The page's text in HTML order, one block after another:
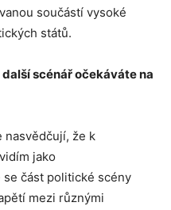
součástí vysoké
států.
scénář očekáváte na
nasvědčují, že k
jako
část politické scény
mezi různými